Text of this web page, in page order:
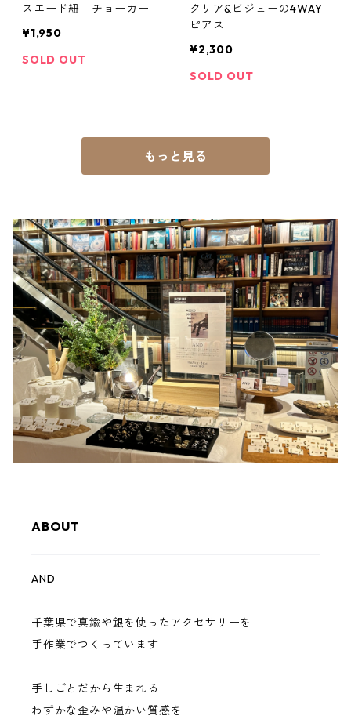
スエード紐 チョーカー
¥1,950
SOLD OUT
クリア&ビジューの4WAY
ピアス
¥2,300
SOLD OUT
もっと見る
ABOUT
AND
千葉県で真鍮や銀を使ったアクセサリーを
手作業でつくっています
手しごとだから生まれる
わずかな歪みや温かい質感を